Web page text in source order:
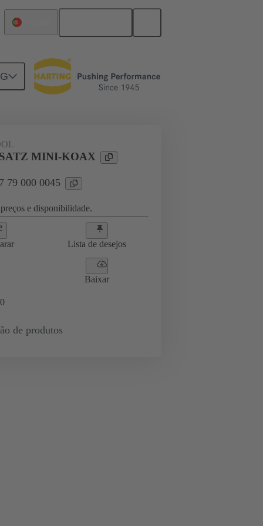
MINI-KOAX
79 000 0045
e disponibilidade.
Lista de desejos
Baixar
0
de produtos